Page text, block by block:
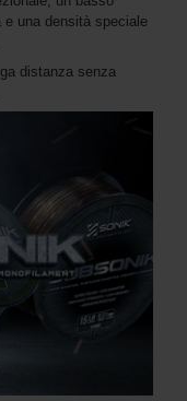
una densità speciale
distanza senza